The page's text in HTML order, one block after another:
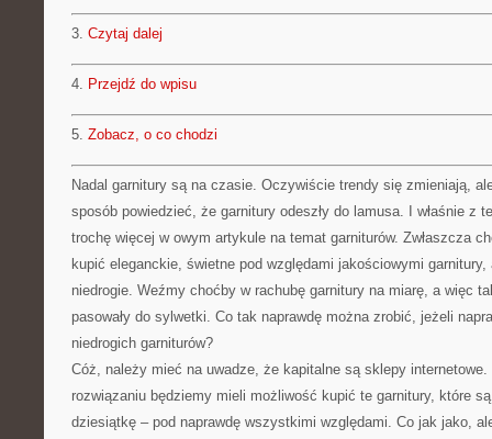
3. Czytaj dalej
4. Przejdź do wpisu
5. Zobacz, o co chodzi
Nadal garnitury są na czasie. Oczywiście trendy się zmieniają,
sposób powiedzieć, że garnitury odeszły do lamusa. I właśnie z
trochę więcej w owym artykule na temat garniturów. Zwłaszcza
kupić eleganckie, świetne pod względami jakościowymi
niedrogie. Weźmy choćby w rachubę garnitury na miarę, a więc
pasowały do sylwetki. Co tak naprawdę można zrobić, jeżeli
niedrogich garniturów?
Cóż, należy mieć na uwadze, że kapitalne są sklepy internetowe.
rozwiązaniu będziemy mieli możliwość kupić te garnitury, które
dziesiątkę – pod naprawdę wszystkimi względami. Co jak jako,